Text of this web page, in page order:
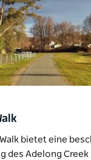
bietet eine
des Adelong